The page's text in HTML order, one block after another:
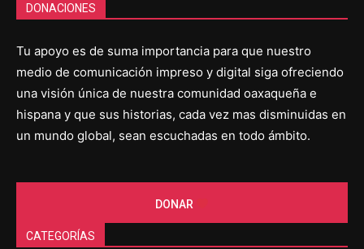
DONACIONES
Tu apoyo es de suma importancia para que nuestro
medio de comunicación impreso y digital siga ofreciendo
una visión única de nuestra comunidad oaxaqueña e
hispana y que sus historias, cada vez mas disminuidas en
un mundo global, sean escuchadas en todo ámbito.
DONAR
CATEGORÍAS